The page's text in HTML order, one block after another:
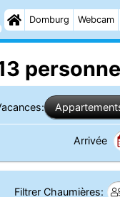
Domburg Webcam
Arrivée
Filtrer Chaumières: